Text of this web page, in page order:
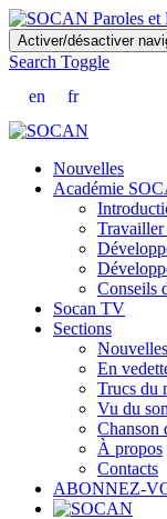
Skip
to
main
content
Activer/désactiver
Search Toggle
en
fr
Nouvelles
Académie
Conseils
Socan TV
Sections
Nouvelles
En
Trucs du
Vu du
Chanson
À propos
Contacts
ABONNEZ-